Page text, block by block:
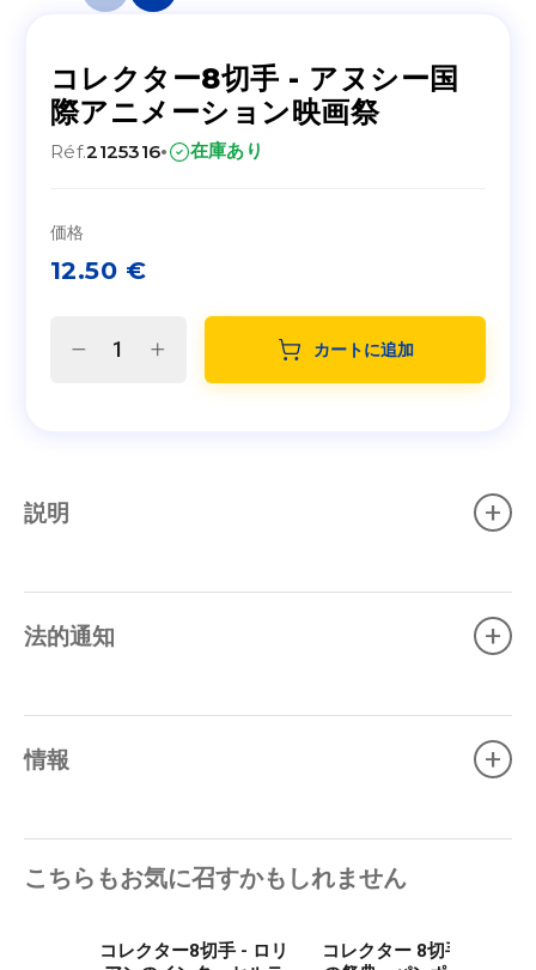
コレクター8切手 - アヌシー国
際アニメーション映画祭
Réf.2125316· 在庫あり
価格
12.50 €
カートに追加
説明 +
法的通知 +
情報 +
こちらもお気に召すかもしれません
コレクター8切手 - ロリ
コレクター 8切手 - 海